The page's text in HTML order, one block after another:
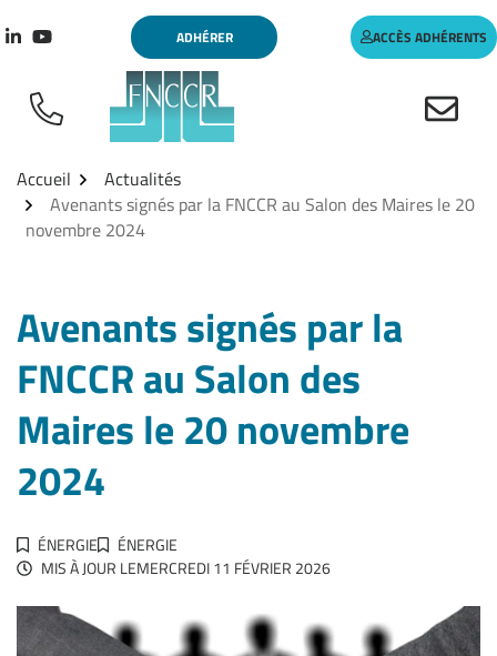
au
Lien vers le compte Linkedin
Lien vers la chaîne Youtube
ADHÉRER ACCÈS ADHÉRENTS
Accueil
Actualités
Avenants signés par la FNCCR au Salon des Maires le 20
novembre 2024
Avenants signés par la
FNCCR au Salon des
Maires le 20 novembre
2024
ÉNERGIE
ÉNERGIE
MIS À JOUR LEMERCREDI 11 FÉVRIER 2026